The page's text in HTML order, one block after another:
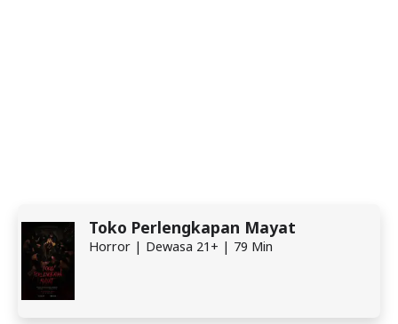
Toko Perlengkapan Mayat
Horror | Dewasa 21+ | 79 Min